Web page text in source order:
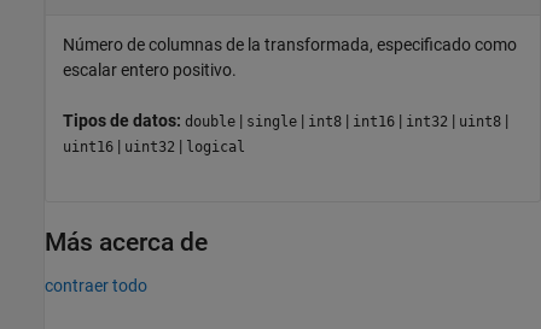
Número de columnas de la transformada, especificado como
escalar entero positivo.
Tipos de datos: double | single | int8 | int16 | int32 | uint8 |
uint16 | uint32 | logical
Más acerca de
contraer todo